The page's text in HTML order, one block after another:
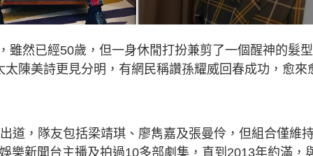
雖然已經50歲，但一身休閒打扮兼剪了一個醒神的髮
陳美詩更見分明，有網民稱讚孫耀威回春成功，愈來
道，隊友包括梁靖琪、廖雋嘉及張曼伶，但組合僅維
樂新聞台主播及拍過10多部劇集，直到2013年約滿，